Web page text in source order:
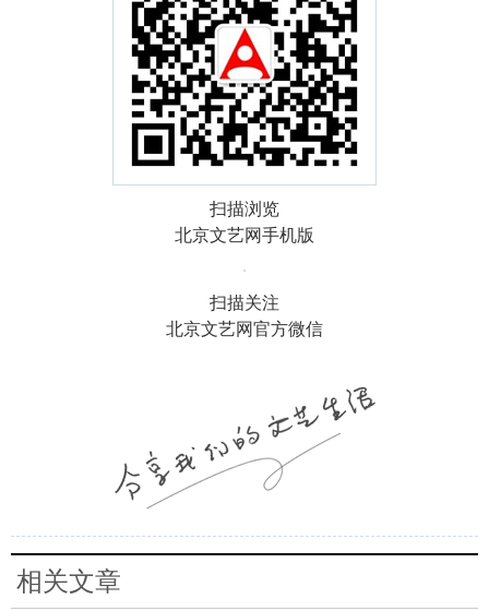
扫描浏览
北京文艺网手机版
扫描关注
北京文艺网官方微信
相关文章